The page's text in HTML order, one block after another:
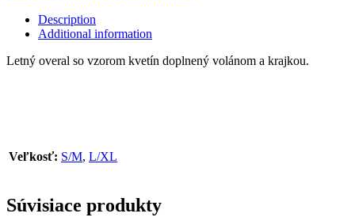
Description
Additional information
Letný overal so vzorom kvetín doplnený volánom a krajkou.
Veľkosť: S/M, L/XL
Súvisiace produkty